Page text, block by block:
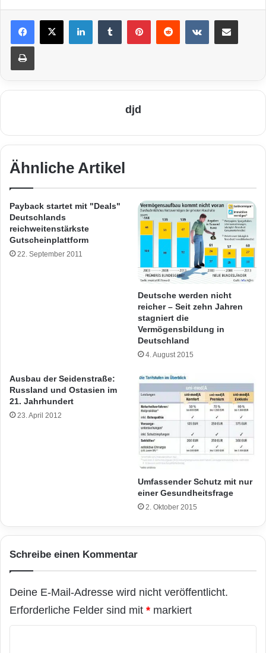
LinkedIn VKontakte
Drucken
djd
Ähnliche Artikel
Payback startet mit "Deals"
Deutschlands
reichweitenstärkste
Gutscheinplattform
22. September 2011
Deutsche werden nicht
reicher – Seit zehn Jahren
stagniert die
Vermögensbildung in
Deutschland
4. August 2015
Ausbau der Seidenstraße:
Russland und Ostasien im
21. Jahrhundert
23. April 2012
Umfassender Schutz mit nur
einer Gesundheitsfrage
2. Oktober 2015
Schreibe einen Kommentar
Deine E-Mail-Adresse wird nicht veröffentlicht.
Erforderliche Felder sind mit * markiert